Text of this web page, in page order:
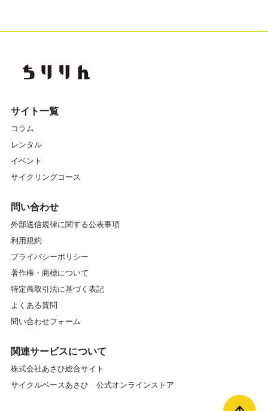
サイト一覧
コラム
レンタル
イベント
サイクリングコース
問い合わせ
外部送信規律に関する公表事項
利用規約
プライバシーポリシー
著作権・商標について
特定商取引法に基づく表記
よくある質問
問い合わせフォーム
関連サービスについて
株式会社あさひ総合サイト
サイクルベースあさひ 公式オンラインストア